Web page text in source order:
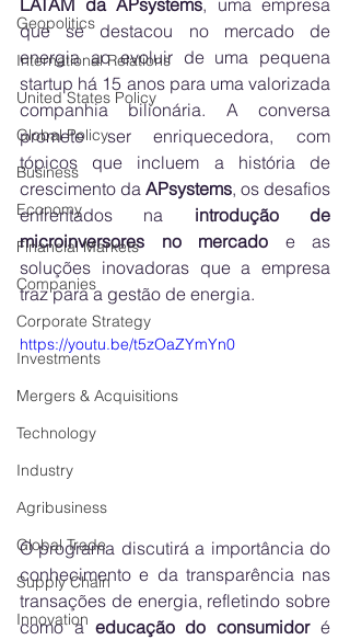
Geopolitics
International Relations
United States Policy
Global Policy
Business
Economy
Financial Markets
Companies
Corporate Strategy
Investments
Mergers & Acquisitions
Technology
Industry
Agribusiness
Global Trade
Supply Chain
Innovation
que se destacou no mercado de
energia ao evoluir de uma pequena
startup há 15 anos para uma valorizada
companhia bilionária. A conversa
promete ser enriquecedora, com
tópicos que incluem a história de
crescimento da APsystems, os desafios
enfrentados na introdução de
microinversores no mercado e as
soluções inovadoras que a empresa
traz para a gestão de energia.
https://youtu.be/t5zOaZYmYn0
O programa discutirá a importância do
conhecimento e da transparência nas
transações de energia, refletindo sobre
como a educação do consumidor é